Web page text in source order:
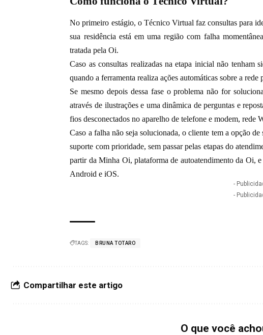
No primeiro estágio, o Técnico Virtual faz consultas para
sua residência está em uma região com falha
tratada pela Oi.
Caso as consultas realizadas na etapa inicial não tenham
quando a ferramenta realiza ações automáticas sobre a rede
Se mesmo depois dessa fase o problema não for
através de ilustrações e uma dinâmica de perguntas e
fios desconectados no aparelho de telefone e modem, rede
Caso a falha não seja solucionada, o cliente tem a opção
suporte com prioridade, sem passar pelas etapas do
partir daMinha Oi, plataforma de autoatendimento da Oi,
Android e iOS.
-
-
TAGS: BRUNA TOTARO
Compartilhar este artigo
O que você